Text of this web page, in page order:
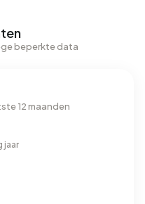
beperkte data
12 maanden
jaar